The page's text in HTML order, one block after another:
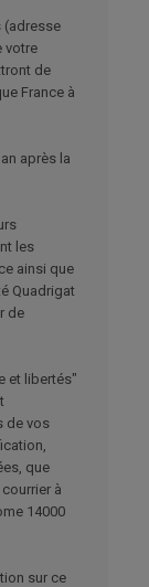
(adresse
votre
de
France à
après la
les
ainsi que
Quadrigat
de
et libertés"
de vos
que
à
14000
sur ce